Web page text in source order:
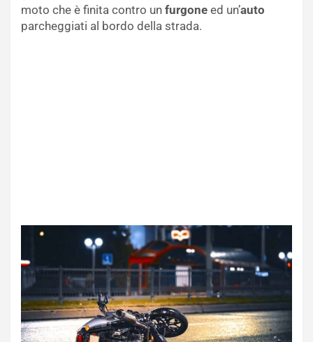
moto che è finita contro un furgone ed un’auto
parcheggiati al bordo della strada.